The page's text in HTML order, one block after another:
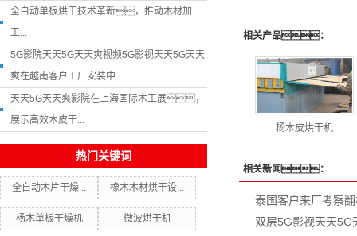
全自动单板烘干技术革新，推动木材加
工...
5G影院天天5G天天爽视频5G影视天天5G天天
爽在越南客户工厂安装中
天天5G天天爽影院在上海国际木工展，
展示高效木皮干...
热门关键词
全自动木片干燥... 橡木木材烘干设...
杨木单板干燥机 微波烘干机
相关产品：
杨木皮烘干机
相关新闻：
泰国客户来厂考察
双层5G影视天天5G